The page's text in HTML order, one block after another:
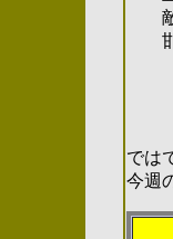
敵
邯
では
今週